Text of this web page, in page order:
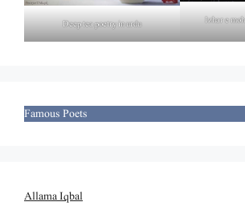
Deep tea poetry in urdu Izhar e
Famous Poets
Allama Iqbal